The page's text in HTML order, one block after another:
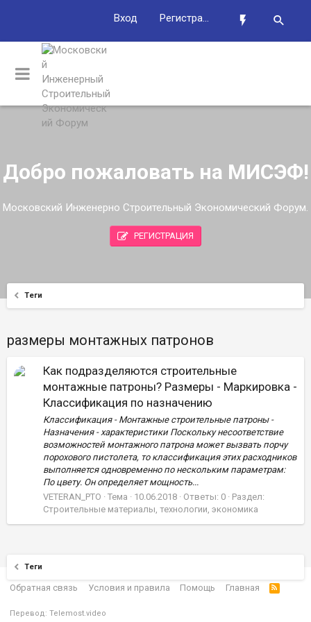
Вход Регистрация
Добро пожаловать на МИСЭФ!
Московский Инженерно Строительный Экономический Форум.
РЕГИСТРАЦИЯ
Теги
размеры монтажных патронов
Как подразделяются строительные
монтажные патроны? Размеры - Маркировка -
Классификация по назначению
Классификация - Монтажные строительные патроны -
Назначения - характеристики Поскольку несоответствие
возможностей монтажного патрона может вызвать порчу
порохового пистолета, то классификация этих расходников
выполняется одновременно по нескольким параметрам:
По цвету. Он определяет мощность...
VETERAN_PTO
Тема 10.06.2018 Ответы: 0
Раздел:
Строительные материалы, технологии, экономика
Теги
Обратная связь Условия и правила Помощь Главная
Перевод: Telemost.video